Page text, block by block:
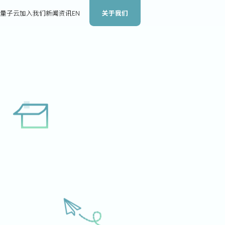
量子云加入我们新闻资讯EN 关于我们